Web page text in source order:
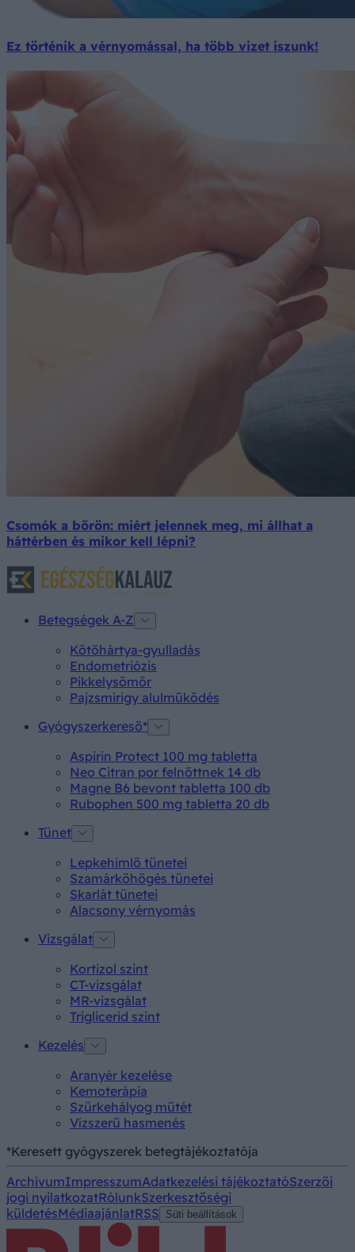
Ez történik a vérnyomással, ha több vizet iszunk!
Csomók a bőrön: miért jelennek meg, mi állhat a
háttérben és mikor kell lépni?
Betegségek A-Z
Kötőhártya-gyulladás
Endometriózis
Pikkelysömör
Pajzsmirigy alulműködés
Gyógyszerkereső*
Aspirin Protect 100 mg tabletta
Neo Citran por felnőttnek 14 db
Magne B6 bevont tabletta 100 db
Rubophen 500 mg tabletta 20 db
Tünet
Lepkehimlő tünetei
Szamárköhögés tünetei
Skarlát tünetei
Alacsony vérnyomás
Vizsgálat
Kortizol szint
CT-vizsgálat
MR-vizsgálat
Triglicerid szint
Kezelés
Aranyér kezelése
Kemoterápia
Szürkehályog műtét
Vízszerű hasmenés
*Keresett gyógyszerek betegtájékoztatója
ArchívumImpresszumAdatkezelési tájékoztatóSzerzői
jogi nyilatkozatRólunkSzerkesztőségi
küldetésMédiaajánlatRSS Süti beállítások